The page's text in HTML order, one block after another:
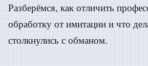
Разберёмся, как отличить
обработку от имитации и что
столкнулись с обманом.